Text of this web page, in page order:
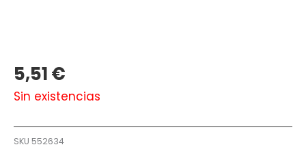
5,51€
Sin existencias
SKU 552634